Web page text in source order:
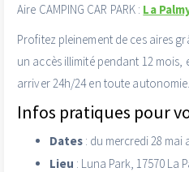
Aire CAMPING CAR PARK : La
Profitez pleinement de ces aires
un accès illimité pendant 12 mois,
arriver 24h/24 en toute autonomie.
Infos pratiques pour
Dates : du mercredi 28 mai
Lieu : Luna Park, 17570 La